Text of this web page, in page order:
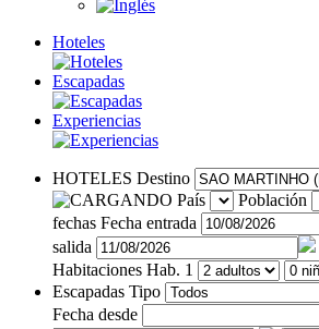
Hoteles
Escapadas
Experiencias
HOTELES Destino
País
Población
fechas Fecha entrada
salida
Habitaciones Hab. 1
Escapadas Tipo
Fecha desde